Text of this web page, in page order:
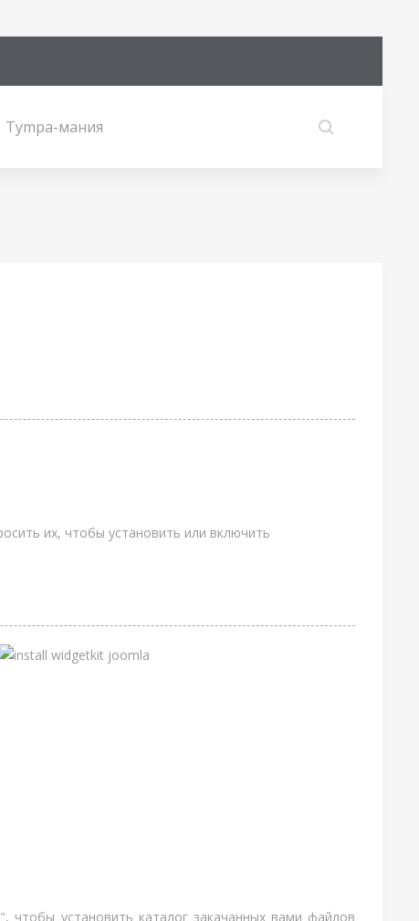
Tympa-мания
их, чтобы установить или включить
чтобы установить каталог закачанных вами файлов